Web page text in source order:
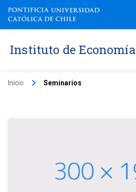
Instituto de Economía
Inicio keyboard_arrow_right Seminarios